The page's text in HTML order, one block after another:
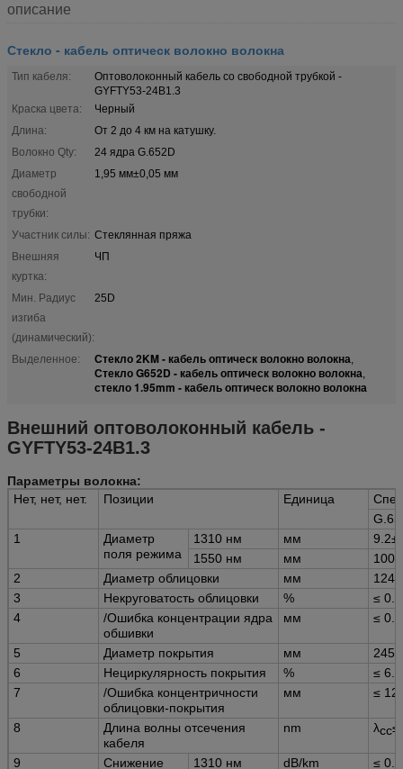
описание
Стекло - кабель оптическ волокно волокна
Тип кабеля:
Оптоволоконный кабель со свободной трубкой -
GYFTY53-24B1.3
Краска цвета:
Черный
Длина:
От 2 до 4 км на катушку.
Волокно Qty:
24 ядра G.652D
Диаметр
свободной
трубки:
1,95 мм±0,05 мм
Участник силы: Стеклянная пряжа
Внешняя
куртка:
ЧП
Мин. Радиус
изгиба
(динамический):
25D
Выделенное: Стекло 2KM - кабель оптическ волокно волокна,
Стекло G652D - кабель оптическ волокно волокна,
стекло 1.95mm - кабель оптическ волокно волокна
Внешний оптоволоконный кабель -
GYFTY53-24B1.3
Параметры волокна:
Нет, нет, нет.
Позиции Единица
1
Диаметр
поля режима
1310 нм мм
1550 нм
мм
2
Диаметр облицовки мм
3
Некруговатость облицовки %
≤ 0.7
4
/Ошибка концентрации ядра
обшивки
мм ≤ 0.5
5 Диаметр покрытия мм
6
Нециркулярность покрытия %
≤ 6.0
7
/Ошибка концентричности
облицовки-покрытия
мм ≤
8
Длина волны отсечения
кабеля
nm λcc≤
9
Снижение
1310 нм dB/km
≤